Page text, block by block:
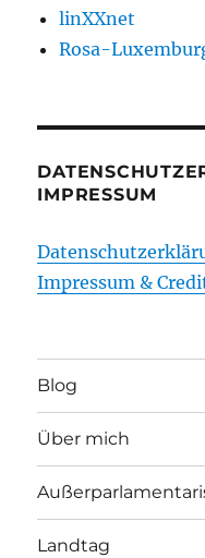
linXXnet
Rosa-
IMPRESSUM
Impressum &
Blog
Über mich
Landtag